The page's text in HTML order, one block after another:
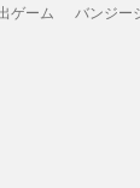
ゲーム バンジー